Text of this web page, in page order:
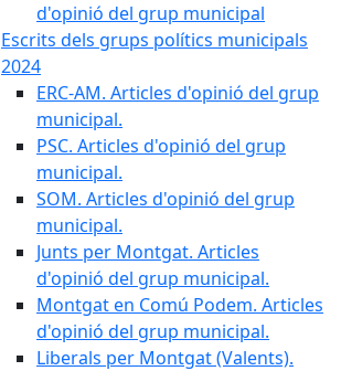
d'opinió del grup municipal
Escrits dels grups polítics municipals
2024
ERC-AM. Articles d'opinió del grup
municipal.
PSC. Articles d'opinió del grup
municipal.
SOM. Articles d'opinió del grup
municipal.
Junts per Montgat. Articles
d'opinió del grup municipal.
Montgat en Comú Podem. Articles
d'opinió del grup municipal.
Liberals per Montgat (Valents).